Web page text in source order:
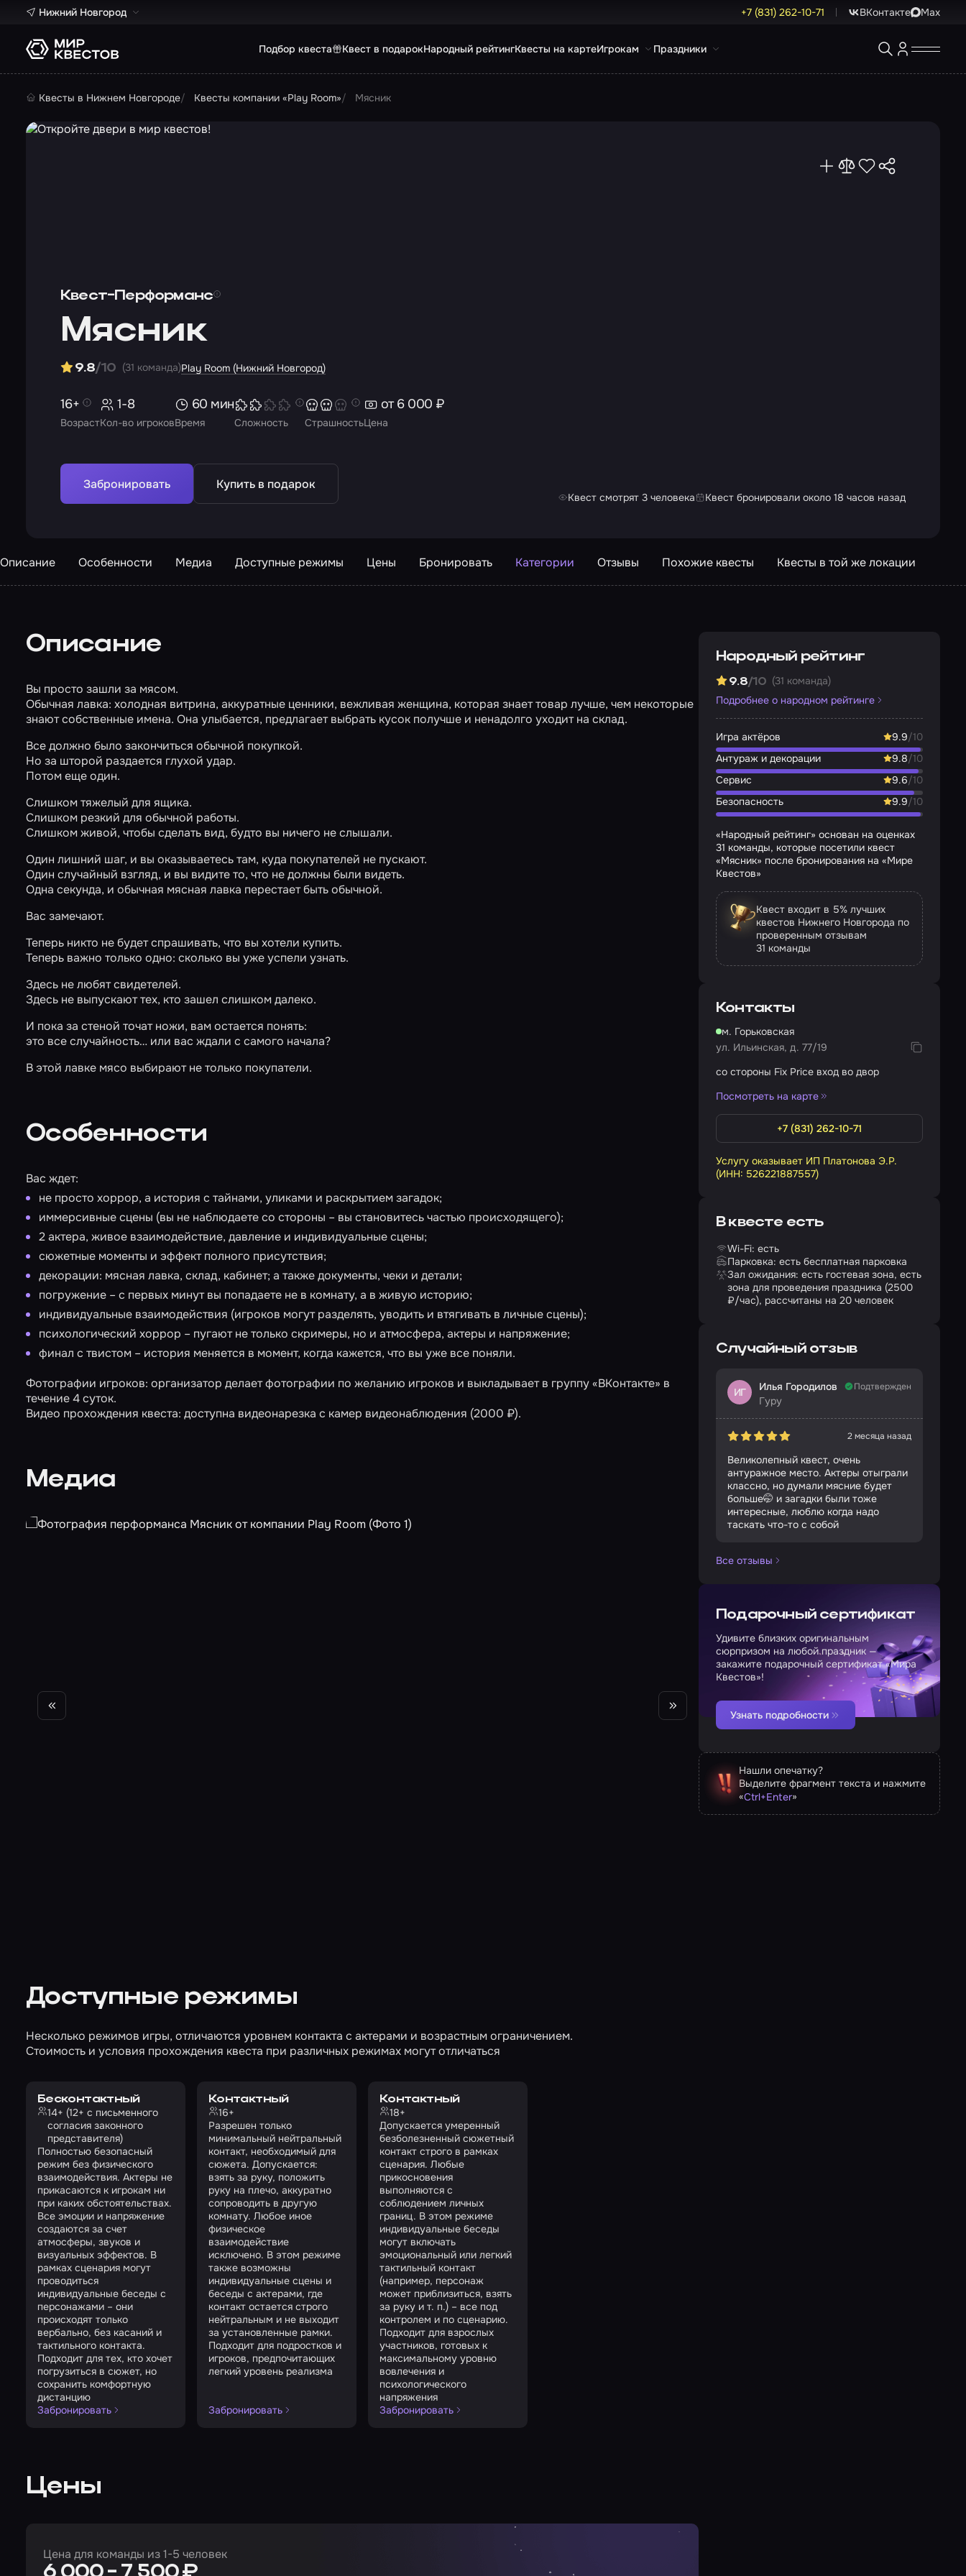
Нижний Новгород +7 (831) 262-10-71 ВКонтакте Max
Подбор квеста Квест в подарокНародный рейтингКвесты на картеИгрокам Праздники
Квесты в Нижнем Новгороде Квесты компании «Play Room» Мясник
Квест-Перформанс
Мясник
Play Room (Нижний Новгород)
9.8/10 (31 команда)
Возраст
16+
Кол-во игроков
1-8
Время
60 мин
Сложность СтрашностьЦена
от 6 000 ₽
Забронировать Купить в подарок
Квест смотрят 3 человека Квест бронировали около 18 часов назад
Описание Особенности Медиа Доступные режимы Цены Бронировать Категории Отзывы Похожие квесты Квесты в той же локации
Описание
Вы просто зашли за мясом.
Обычная лавка: холодная витрина, аккуратные ценники, вежливая женщина, которая знает товар лучше, чем некоторые
знают собственные имена. Она улыбается, предлагает выбрать кусок получше и ненадолго уходит на склад.
Все должно было закончиться обычной покупкой.
Но за шторой раздается глухой удар.
Потом еще один.
Слишком тяжелый для ящика.
Слишком резкий для обычной работы.
Слишком живой, чтобы сделать вид, будто вы ничего не слышали.
Один лишний шаг, и вы оказываетесь там, куда покупателей не пускают.
Один случайный взгляд, и вы видите то, что не должны были видеть.
Одна секунда, и обычная мясная лавка перестает быть обычной.
Вас замечают.
Теперь никто не будет спрашивать, что вы хотели купить.
Теперь важно только одно: сколько вы уже успели узнать.
Здесь не любят свидетелей.
Здесь не выпускают тех, кто зашел слишком далеко.
И пока за стеной точат ножи, вам остается понять:
это все случайность… или вас ждали с самого начала?
В этой лавке мясо выбирают не только покупатели.
Особенности
Вас ждет:
не просто хоррор, а история с тайнами, уликами и раскрытием загадок;
иммерсивные сцены (вы не наблюдаете со стороны – вы становитесь частью происходящего);
2 актера, живое взаимодействие, давление и индивидуальные сцены;
сюжетные моменты и эффект полного присутствия;
декорации: мясная лавка, склад, кабинет; а также документы, чеки и детали;
погружение – с первых минут вы попадаете не в комнату, а в живую историю;
индивидуальные взаимодействия (игроков могут разделять, уводить и втягивать в личные сцены);
психологический хоррор – пугают не только скримеры, но и атмосфера, актеры и напряжение;
финал с твистом – история меняется в момент, когда кажется, что вы уже все поняли.
Фотографии игроков: организатор делает фотографии по желанию игроков и выкладывает в группу «ВКонтакте» в
течение 4 суток.
Видео прохождения квеста: доступна видеонарезка с камер видеонаблюдения (2000 ₽).
Медиа
Доступные режимы
Несколько режимов игры, отличаются уровнем контакта с актерами и возрастным ограничением.
Стоимость и условия прохождения квеста при различных режимах могут отличаться
Бесконтактный
14+ (12+ с письменного
согласия законного
представителя)
Полностью безопасный
режим без физического
взаимодействия. Актеры не
прикасаются к игрокам ни
при каких обстоятельствах.
Все эмоции и напряжение
создаются за счет
атмосферы, звуков и
визуальных эффектов. В
рамках сценария могут
проводиться
индивидуальные беседы с
персонажами – они
происходят только
вербально, без касаний и
тактильного контакта.
Подходит для тех, кто хочет
погрузиться в сюжет, но
сохранить комфортную
дистанцию
Забронировать
Контактный
16+
Разрешен только
минимальный нейтральный
контакт, необходимый для
сюжета. Допускается:
взять за руку, положить
руку на плечо, аккуратно
сопроводить в другую
комнату. Любое иное
физическое
взаимодействие
исключено. В этом режиме
также возможны
индивидуальные сцены и
беседы с актерами, где
контакт остается строго
нейтральным и не выходит
за установленные рамки.
Подходит для подростков и
игроков, предпочитающих
легкий уровень реализма
Забронировать
Контактный
18+
Допускается умеренный
безболезненный сюжетный
контакт строго в рамках
сценария. Любые
прикосновения
выполняются с
соблюдением личных
границ. В этом режиме
индивидуальные беседы
могут включать
эмоциональный или легкий
тактильный контакт
(например, персонаж
может приблизиться, взять
за руку и т. п.) – все под
контролем и по сценарию.
Подходит для взрослых
участников, готовых к
максимальному уровню
вовлечения и
психологического
напряжения
Забронировать
Цены
Цена для команды из 1-5 человек
Народный рейтинг
9.8/10 (31 команда)
Подробнее о народном рейтинге
Игра актёров 9.9/10
Антураж и декорации
9.8/10
Сервис
9.6/10
Безопасность
9.9/10
«Народный рейтинг» основан на оценках
31 команды, которые посетили квест
«Мясник» после бронирования на «Мире
Квестов»
Квест входит в 5% лучших
квестов Нижнего Новгорода по
проверенным отзывам
31 команды
Контакты
м. Горьковская
ул. Ильинская, д. 77/19
со стороны Fix Price вход во двор
Посмотреть на карте
+7 (831) 262-10-71
Услугу оказывает ИП Платонова Э.Р.
(ИНН: 526221887557)
В квесте есть
Wi-Fi: есть
Парковка: есть бесплатная парковка
Зал ожидания: есть гостевая зона, есть
зона для проведения праздника (2500
₽/час), рассчитаны на 20 человек
Случайный отзыв
ИГ
Илья Городилов
Гуру
Подтвержден
2 месяца назад
Великолепный квест, очень
антуражное место. Актеры отыграли
классно, но думали мясние будет
больше🤭 и загадки были тоже
интересные, люблю когда надо
таскать что-то с собой
Все отзывы
Подарочный сертификат
Удивите близких оригинальным
сюрпризом на любой праздник —
закажите подарочный сертификат «Мира
Квестов»!
Узнать подробности
Нашли опечатку?
Выделите фрагмент текста и нажмите
«Ctrl+Enter»